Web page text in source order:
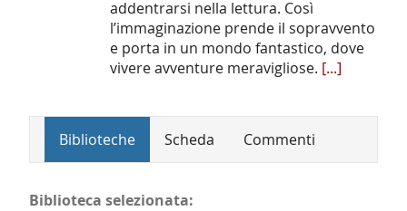
addentrarsi nella lettura. Così
l’immaginazione prende il sopravvento
e porta in un mondo fantastico, dove
vivere avventure meravigliose. [...]
Biblioteche Scheda Commenti
Biblioteca selezionata: